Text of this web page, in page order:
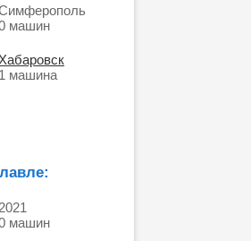
машин
Хабаровск
1 машина
2021
машин